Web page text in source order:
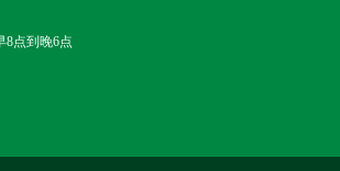
8点到晚6点